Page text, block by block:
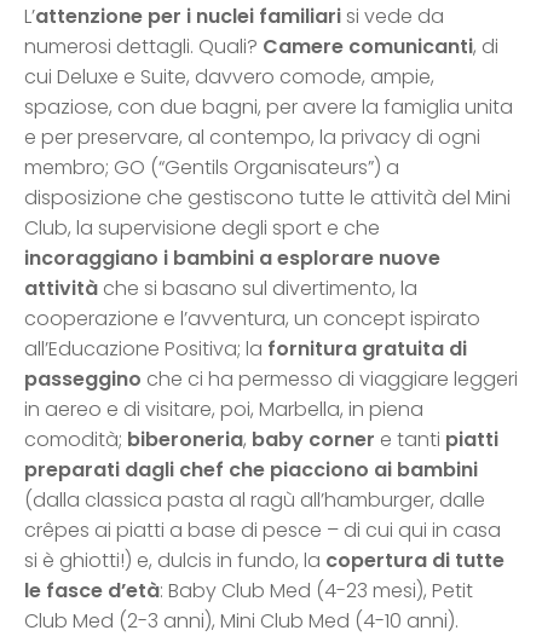
L’attenzione per i nuclei familiarisi vede da
numerosi dettagli. Quali? Camere comunicanti, di
cui Deluxe e Suite, davvero comode, ampie,
spaziose, con due bagni, per avere la famiglia unita
e per preservare, al contempo, la privacy di ogni
membro; GO (“Gentils Organisateurs”) a
disposizione che gestiscono tutte le attività del Mini
Club, la supervisione degli sport e che
incoraggiano i bambini a esplorare nuove
attività che si basano sul divertimento, la
cooperazione e l’avventura, un concept ispirato
all’Educazione Positiva; la fornitura gratuita di
passeggino che ci ha permesso di viaggiare leggeri
in aereo e di visitare, poi, Marbella, in piena
comodità; biberoneria, baby corner e tanti piatti
preparati dagli chef che piacciono ai bambini
(dalla classica pasta al ragù all’hamburger, dalle
crêpes ai piatti a base di pesce – di cui qui in casa
si è ghiotti!) e, dulcis in fundo, la copertura di tutte
le fasce d’età: Baby Club Med (4-23 mesi), Petit
Club Med (2-3 anni), Mini Club Med (4-10 anni).